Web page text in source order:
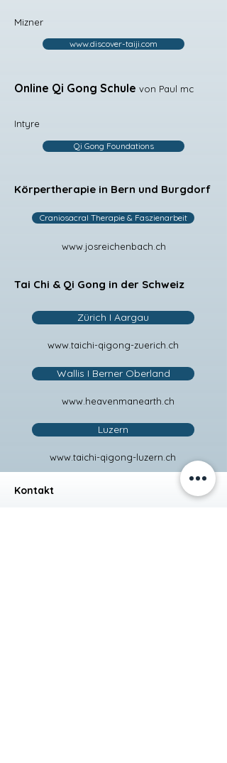
Mizner
www.discover-taiji.com
Online Qi Gong Schule von Paul mc
Intyre
Qi Gong Foundations
Körpertherapie in Bern und Burgdorf
Craniosacral Therapie & Faszienarbeit
www.josreichenbach.ch
Tai Chi & Qi Gong in der Schweiz
Zürich I Aargau
www.taichi-qigong-zuerich.ch
Wallis I Berner Oberland
www.heavenmanearth.ch
Luzern
www.taichi-qigong-luzern.ch
Kontakt